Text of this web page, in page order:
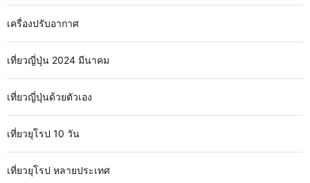
เครื่องปรับอากาศ
เที่ยวญี่ปุ่น 2024 มีนาคม
เที่ยวญี่ปุ่นด้วยตัวเอง
เที่ยวยุโรป 10 วัน
เที่ยวยุโรป หลายประเทศ